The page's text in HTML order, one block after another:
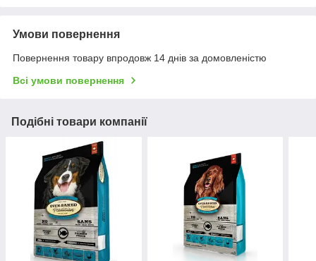
Умови повернення
Повернення товару впродовж 14 днів за домовленістю
Всі умови повернення
Подібні товари компанії